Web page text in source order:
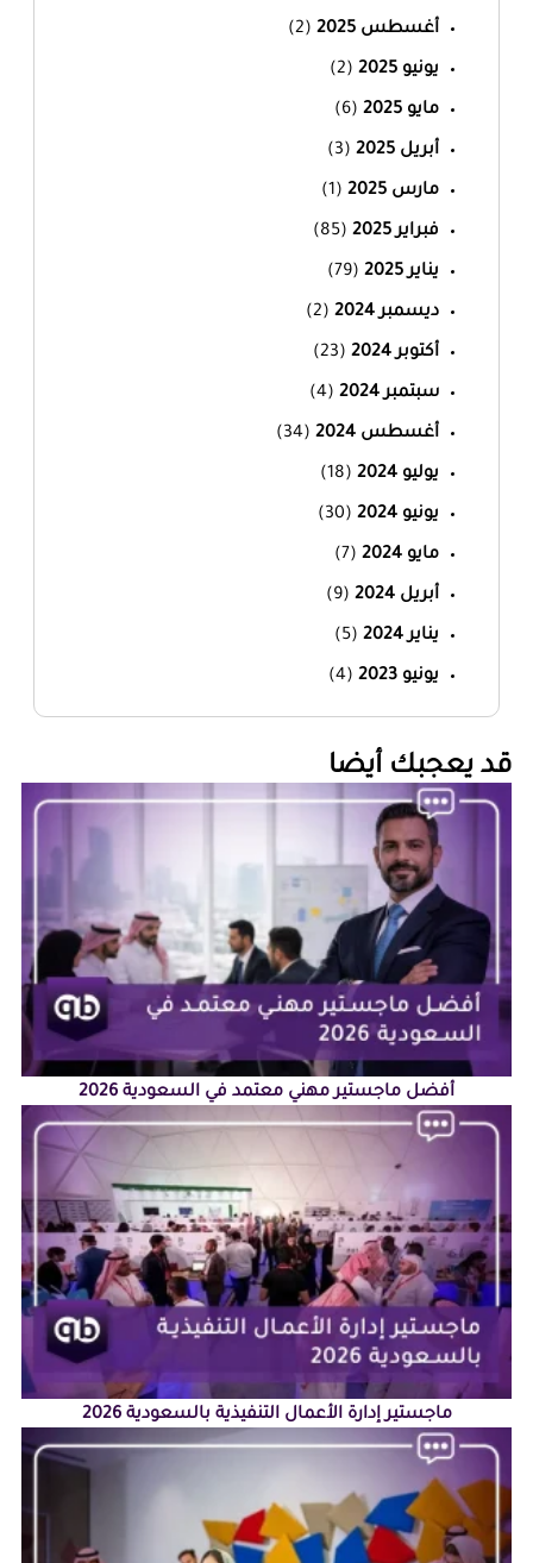
أغسطس 2025 (2)
يونيو 2025 (2)
مايو 2025 (6)
أبريل 2025 (3)
مارس 2025 (1)
فبراير 2025 (85)
يناير 2025 (79)
ديسمبر 2024 (2)
أكتوبر 2024 (23)
سبتمبر 2024 (4)
أغسطس 2024 (34)
يوليو 2024 (18)
يونيو 2024 (30)
مايو 2024 (7)
أبريل 2024 (9)
يناير 2024 (5)
يونيو 2023 (4)
‏قد يعجبك أيضا‏
أفضل ماجستير مهني معتمد في السعودية 2026
ماجستير إدارة الأعمال التنفيذية بالسعودية 2026